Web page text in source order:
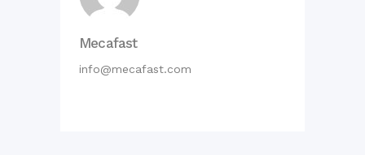
Mecafast
info@mecafast.com